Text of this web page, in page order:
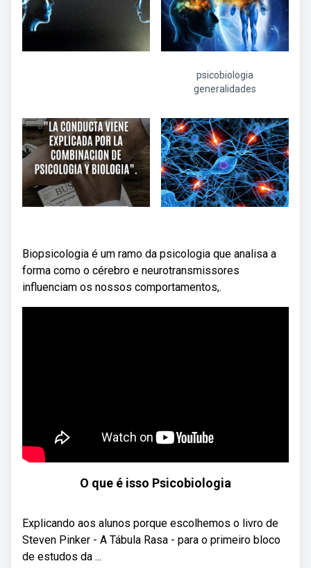
psicobiologia
generalidades
Biopsicologia é um ramo da psicologia que analisa a
forma como o cérebro e neurotransmissores
influenciam os nossos comportamentos,.
O que é isso Psicobiologia
Explicando aos alunos porque escolhemos o livro de
Steven Pinker - A Tábula Rasa - para o primeiro bloco
de estudos da ...